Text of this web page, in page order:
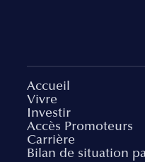
Accueil
Vivre
Investir
Accès Promoteurs
Carrière
Bilan de situation